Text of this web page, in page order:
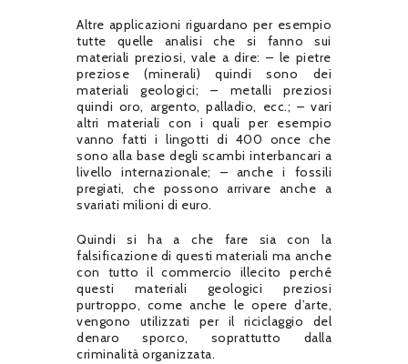
Altre applicazioni riguardano per esempio
tutte quelle analisi che si fanno sui
materiali preziosi, vale a dire: – le pietre
preziose (minerali) quindi sono dei
materiali geologici; – metalli preziosi
quindi oro, argento, palladio, ecc.; – vari
altri materiali con i quali per esempio
vanno fatti i lingotti di 400 once che
sono alla base degli scambi interbancari a
livello internazionale; – anche i fossili
pregiati, che possono arrivare anche a
svariati milioni di euro.
Quindi si ha a che fare sia con la
falsificazione di questi materiali ma anche
con tutto il commercio illecito perché
questi materiali geologici preziosi
purtroppo, come anche le opere d’arte,
vengono utilizzati per il riciclaggio del
denaro sporco, soprattutto dalla
criminalità organizzata.